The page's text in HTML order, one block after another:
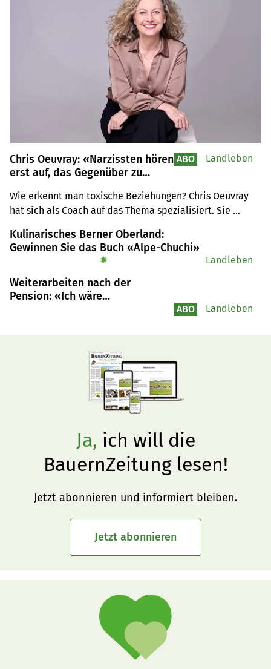
Chris Oeuvray: «Narzissten hören
erst auf, das Gegenüber zu
dass sie nicht landen können»
Wie erkennt man toxische Beziehungen? Chris Oeuvray
hat sich als Coach auf das Thema spezialisiert. Sie
feststecken. Im Interview spricht sie darüber, warum
Menschen oft jahrelang in toxischen Beziehungen
ABO Landleben
Kulinarisches Berner Oberland:
Gewinnen Sie das Buch «Alpe-Chuchi»
✹ Landleben
Weiterarbeiten nach der
Pension: «Ich wäre
ABO Landleben
Ja, ich will die
BauernZeitung lesen!
Jetzt abonnieren und informiert bleiben.
Jetzt abonnieren